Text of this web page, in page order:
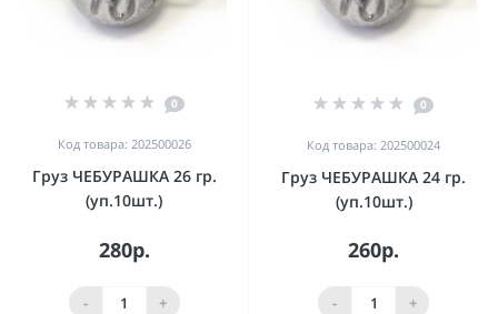
0
Код товара: 202500026
Груз ЧЕБУРАШКА 26 гр.
(уп.10шт.)
280р.
- +
0
Код товара: 202500024
Груз ЧЕБУРАШКА 24 гр.
(уп.10шт.)
260р.
- +